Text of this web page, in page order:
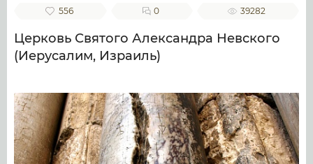
556 0 39282
Церковь Святого Александра Невского
(Иерусалим, Израиль)